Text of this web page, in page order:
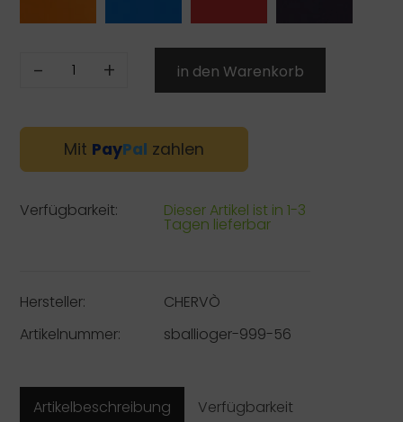
- +
Mit PayPal zahlen
Verfügbarkeit: Dieser Artikel ist in 1-3
Tagen lieferbar
Hersteller:
CHERVÒ
Artikelnummer:
sballioger-999-56
Artikelbeschreibung
Verfügbarkeit